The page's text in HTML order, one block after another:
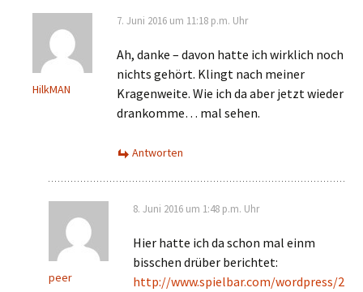
HilkMAN
7. Juni 2016 um 11:18 p.m. Uhr
Ah, danke – davon hatte ich wirklich noch
nichts gehört. Klingt nach meiner
Kragenweite. Wie ich da aber jetzt wieder
drankomme… mal sehen.
Antworten
peer
8. Juni 2016 um 1:48 p.m. Uhr
Hier hatte ich da schon mal einm
bisschen drüber berichtet:
http://www.spielbar.com/wordpress/2